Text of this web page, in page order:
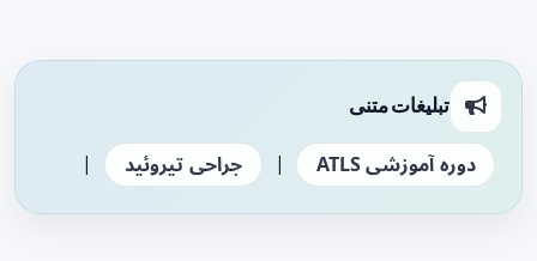
تبلیغات متنی
دوره آموزشی ATLS | جراحی تیروئید |